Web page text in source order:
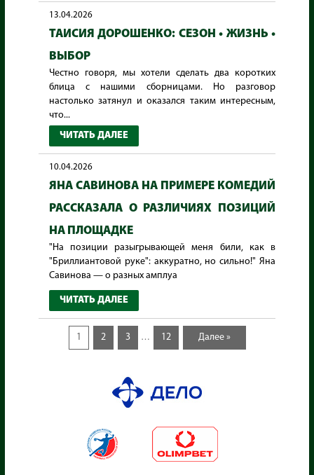
13.04.2026
ТАИСИЯ ДОРОШЕНКО: СЕЗОН • ЖИЗНЬ •
ВЫБОР
Честно говоря, мы хотели сделать два коротких
блица с нашими сборницами. Но разговор
настолько затянул и оказался таким интересным,
что...
ЧИТАТЬ ДАЛЕЕ
10.04.2026
ЯНА САВИНОВА НА ПРИМЕРЕ КОМЕДИЙ
РАССКАЗАЛА О РАЗЛИЧИЯХ ПОЗИЦИЙ
НА ПЛОЩАДКЕ
"На позиции разыгрывающей меня били, как в
"Бриллиантовой руке": аккуратно, но сильно!" Яна
Савинова — о разных амплуа
ЧИТАТЬ ДАЛЕЕ
1 2 3 … 12 Далее »